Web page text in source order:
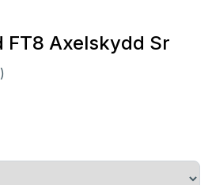
FT8 Axelskydd Sr